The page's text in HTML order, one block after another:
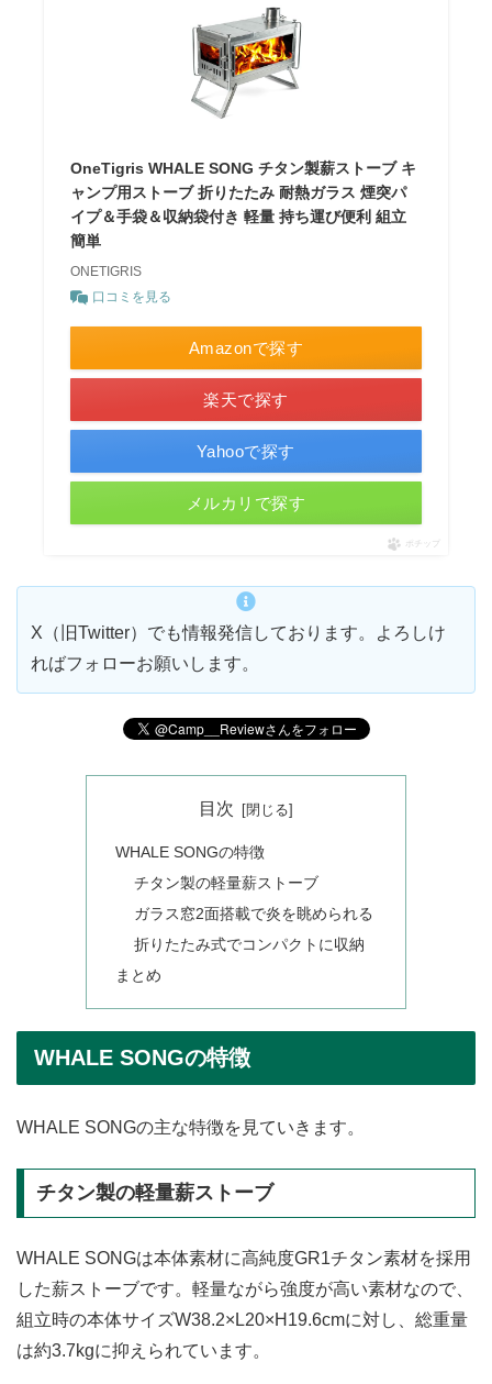
OneTigris WHALE SONG チタン製薪ストーブ キ
ャンプ用ストーブ 折りたたみ 耐熱ガラス 煙突パ
イプ＆手袋＆収納袋付き 軽量 持ち運び便利 組立
簡単
ONETIGRIS
口コミを見る
Amazonで探す
楽天で探す
Yahooで探す
メルカリで探す
ポチップ
X（旧Twitter）でも情報発信しております。よろしけ
ればフォローお願いします。
目次
WHALE SONGの特徴
チタン製の軽量薪ストーブ
ガラス窓2面搭載で炎を眺められる
折りたたみ式でコンパクトに収納
まとめ
WHALE SONGの特徴
WHALE SONGの主な特徴を見ていきます。
チタン製の軽量薪ストーブ
WHALE SONGは本体素材に高純度GR1チタン素材を採用
した薪ストーブです。軽量ながら強度が高い素材なので、
組立時の本体サイズW38.2×L20×H19.6cmに対し、総重量
は約3.7kgに抑えられています。